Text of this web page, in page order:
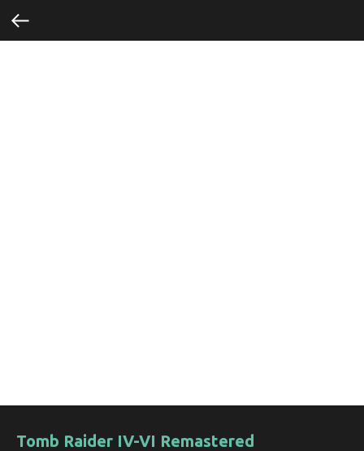
Tomb Raider IV-VI Remastered